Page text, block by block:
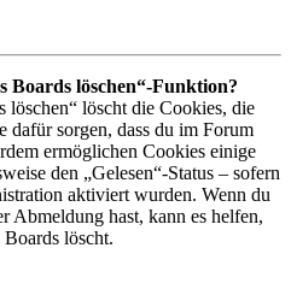
Boards löschen“-Funktion?
löschen“ löscht die Cookies, die
dafür sorgen, dass du im Forum
ermöglichen Cookies einige
den „Gelesen“-Status – sofern
aktiviert wurden. Wenn du
Abmeldung hast, kann es helfen,
löscht.